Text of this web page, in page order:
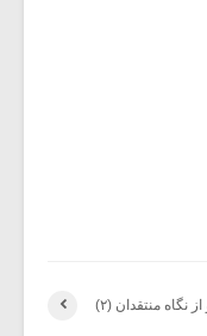
نگاه منتقدان (۲)